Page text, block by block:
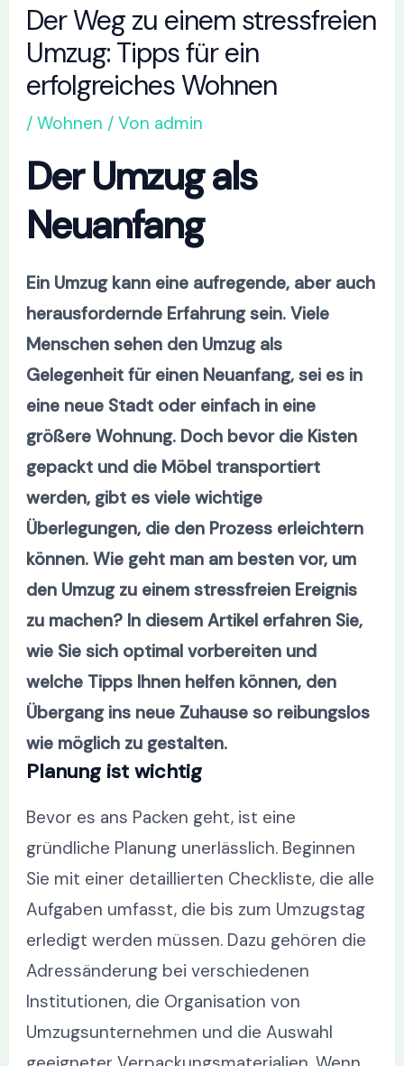
Der Weg zu einem stressfreien
Umzug: Tipps für ein
erfolgreiches Wohnen
/Wohnen / Von admin
Der Umzug als
Neuanfang
Ein Umzug kann eine aufregende, aber auch
herausfordernde Erfahrung sein. Viele
Menschen sehen den Umzug als
Gelegenheit für einen Neuanfang, sei es in
eine neue Stadt oder einfach in eine
größere Wohnung. Doch bevor die Kisten
gepackt und die Möbel transportiert
werden, gibt es viele wichtige
Überlegungen, die den Prozess erleichtern
können. Wie geht man am besten vor, um
den Umzug zu einem stressfreien Ereignis
zu machen? In diesem Artikel erfahren Sie,
wie Sie sich optimal vorbereiten und
welche Tipps Ihnen helfen können, den
Übergang ins neue Zuhause so reibungslos
wie möglich zu gestalten.
Planung ist wichtig
Bevor es ans Packen geht, ist eine
gründliche Planung unerlässlich. Beginnen
Sie mit einer detaillierten Checkliste, die alle
Aufgaben umfasst, die bis zum Umzugstag
erledigt werden müssen. Dazu gehören die
Adressänderung bei verschiedenen
Institutionen, die Organisation von
Umzugsunternehmen und die Auswahl